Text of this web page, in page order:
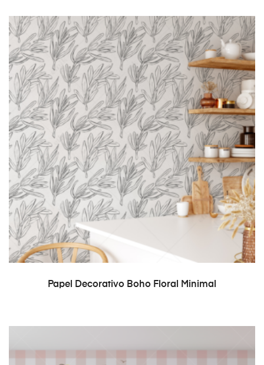
READ MORE
Papel Decorativo Boho Floral Minimal